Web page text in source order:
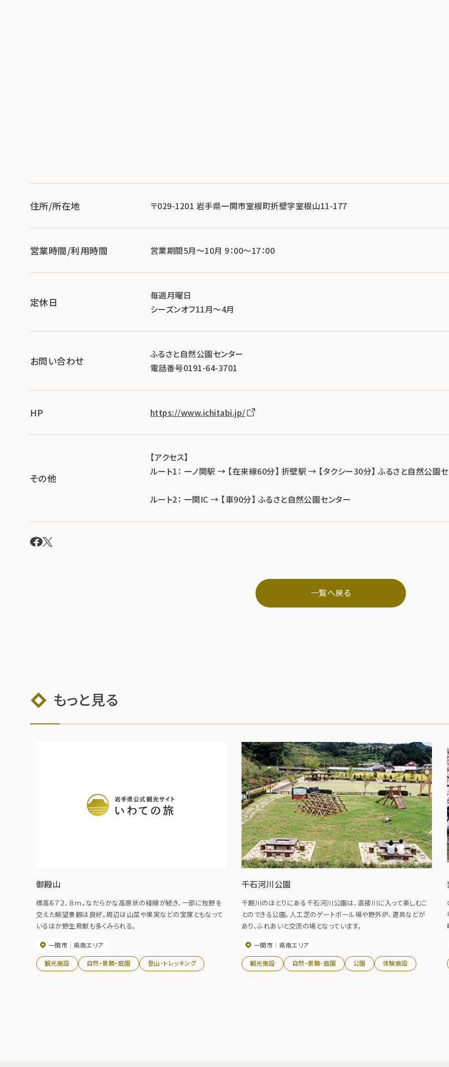
住所/所在地 〒029-1201 岩手県一関市室根町折壁字室根山11-177
営業時間/利用時間 営業期間5月～10月 9：00～17：00
定休日
毎週月曜日
シーズンオフ11月～4月
お問い合わせ
ふるさと自然公園センター
電話番号0191-64-3701
HP https://www.ichitabi.jp/
その他
【アクセス】
ルート1： 一ノ関駅 → 【在来線60分】 折壁駅 → 【タクシー30分】 ふるさと自然公園
ルート2： 一関IC → 【車90分】 ふるさと自然公園センター
一覧へ戻る
もっと見る
御殿山
標高６７２．８ｍ。なだらかな高原状の稜線が続き、一部に牧野を
交えた眺望景観は良好。周辺は山菜や果実などの宝庫ともなって
いるほか野生鳥獣も多くみられる。
一関市 県南エリア
観光施設 自然・景勝・庭園 登山・トレッキング
千石河川公園
千厩川のほとりにある千石河川公園は、直接川に入って楽しむこ
とのできる公園。人工芝のゲートボール場や野外炉、遊具などが
あり、ふれあいと交流の場となっています。
一関市 県南エリア
観光施設 自然・景勝・庭園 公園 体験施設